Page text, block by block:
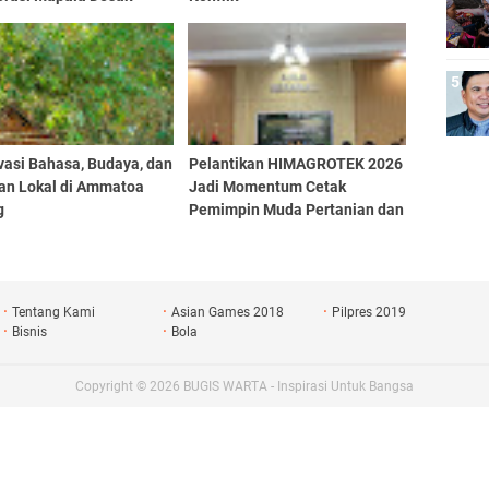
Bahasa, Budaya, dan
Lokal di Ammatoa
Pelantikan HIMAGROTEK 2026
Jadi Momentum Cetak
Pemimpin Muda Pertanian dan
Tentang Kami Asian Games 2018
Pilpres 2019
Bisnis
Bola
Copyright © 2026 BUGIS WARTA - Inspirasi Untuk Bangsa